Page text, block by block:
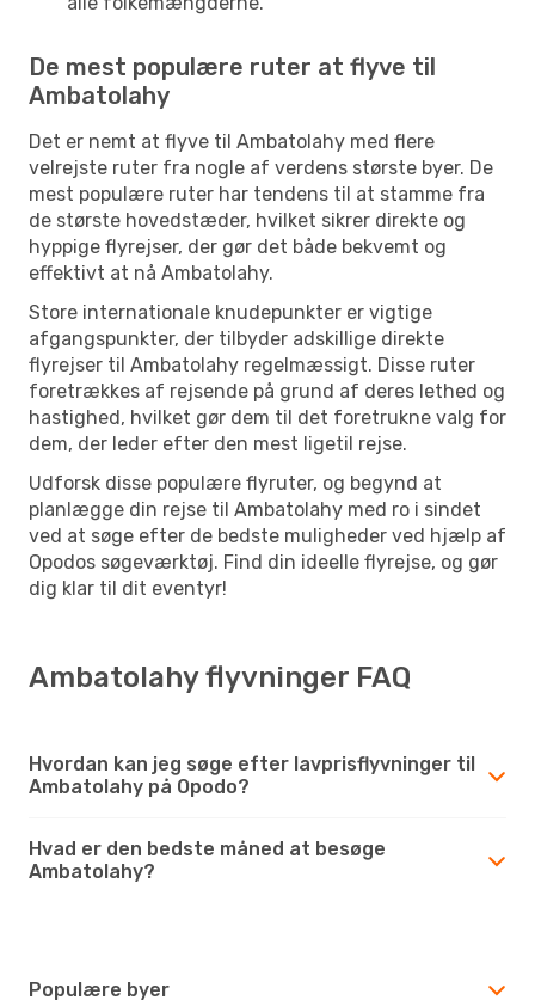
De mest populære ruter at flyve til
Ambatolahy
Det er nemt at flyve til Ambatolahy med flere
velrejste ruter fra nogle af verdens største byer. De
mest populære ruter har tendens til at stamme fra
de største hovedstæder, hvilket sikrer direkte og
hyppige flyrejser, der gør det både bekvemt og
effektivt at nå Ambatolahy.
Store internationale knudepunkter er vigtige
afgangspunkter, der tilbyder adskillige direkte
flyrejser til Ambatolahy regelmæssigt. Disse ruter
foretrækkes af rejsende på grund af deres lethed og
hastighed, hvilket gør dem til det foretrukne valg for
dem, der leder efter den mest ligetil rejse.
Udforsk disse populære flyruter, og begynd at
planlægge din rejse til Ambatolahy med ro i sindet
ved at søge efter de bedste muligheder ved hjælp af
Opodos søgeværktøj. Find din ideelle flyrejse, og gør
dig klar til dit eventyr!
Ambatolahy flyvninger FAQ
Hvordan kan jeg søge efter lavprisflyvninger til
Ambatolahy på Opodo?
Hvad er den bedste måned at besøge
Ambatolahy?
Populære byer